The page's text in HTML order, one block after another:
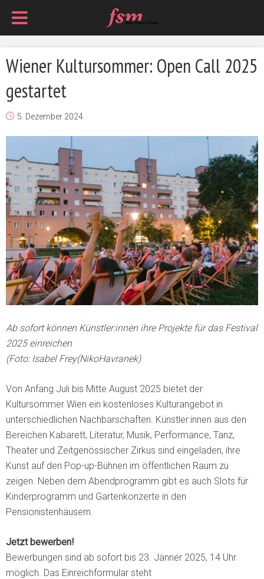
Wiener Kultursommer: Open Call 2025
gestartet
5. Dezember 2024
Ab sofort können Künstler:innen ihre Projekte für das Festival
2025 einreichen
(Foto: Isabel Frey(NikoHavranek)
Von Anfang Juli bis Mitte August 2025 bietet der
Kultursommer Wien ein kostenloses Kulturangebot in
unterschiedlichen Nachbarschaften. Künstler:innen aus den
Bereichen Kabarett, Literatur, Musik, Performance, Tanz,
Theater und Zeitgenössischer Zirkus sind eingeladen, ihre
Kunst auf den Pop-up-Bühnen im öffentlichen Raum zu
zeigen. Neben dem Abendprogramm gibt es auch Slots für
Kinderprogramm und Gartenkonzerte in den
Pensionistenhäusern.
Jetzt bewerben!
Bewerbungen sind ab sofort bis 23. Jänner 2025, 14 Uhr
möglich. Das Einreichformular steht